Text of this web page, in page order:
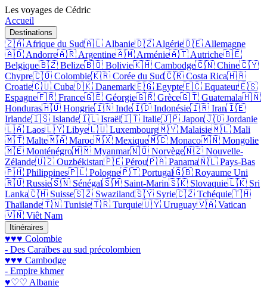
Les voyages de Cédric
Accueil
Destinations
🇿🇦 Afrique du Sud🇦🇱 Albanie🇩🇿 Algérie🇩🇪 Allemagne
🇦🇩 Andorre🇦🇷 Argentine🇦🇲 Arménie🇦🇹 Autriche🇧🇪
Belgique🇧🇿 Belize🇧🇴 Bolivie🇰🇭 Cambodge🇨🇳 Chine🇨🇾
Chypre🇨🇴 Colombie🇰🇷 Corée du Sud🇨🇷 Costa Rica🇭🇷
Croatie🇨🇺 Cuba🇩🇰 Danemark🇪🇬 Egypte🇪🇨 Equateur🇪🇸
Espagne🇫🇷 France🇬🇪 Géorgie🇬🇷 Grèce🇬🇹 Guatemala🇭🇳
Honduras🇭🇺 Hongrie🇮🇳 Inde🇮🇩 Indonésie🇮🇷 Iran🇮🇪
Irlande🇮🇸 Islande🇮🇱 Israël🇮🇹 Italie🇯🇵 Japon🇯🇴 Jordanie
🇱🇦 Laos🇱🇾 Libye🇱🇺 Luxembourg🇲🇾 Malaisie🇲🇱 Mali
🇲🇹 Malte🇲🇦 Maroc🇲🇽 Mexique🇲🇨 Monaco🇲🇳 Mongolie
🇲🇪 Monténégro🇲🇲 Myanmar🇳🇴 Norvège🇳🇿 Nouvelle-
Zélande🇺🇿 Ouzbékistan🇵🇪 Pérou🇵🇦 Panama🇳🇱 Pays-Bas
🇵🇭 Philippines🇵🇱 Pologne🇵🇹 Portugal🇬🇧 Royaume Uni
🇷🇺 Russie🇸🇳 Sénégal🇸🇲 Saint-Marin🇸🇰 Slovaquie🇱🇰 Sri
Lanka🇨🇭 Suisse🇸🇿 Swaziland🇸🇾 Syrie🇨🇿 Tchéquie🇹🇭
Thaïlande🇹🇳 Tunisie🇹🇷 Turquie🇺🇾 Uruguay🇻🇦 Vatican
🇻🇳 Viêt Nam
Itinéraires
♥♥♥ Colombie
- Des Caraïbes au sud précolombien
♥♥♥ Cambodge
- Empire khmer
♥♡♡ Albanie